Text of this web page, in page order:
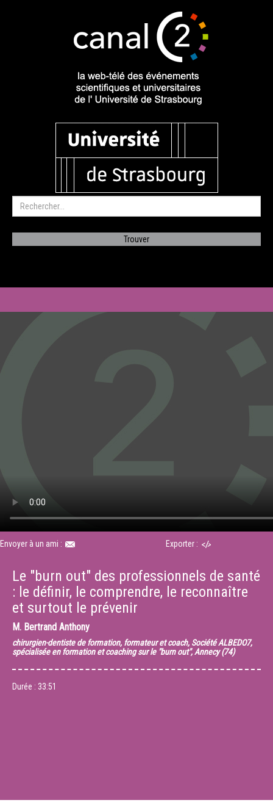
Envoyer à un ami : Exporter :
Le "burn out" des professionnels de santé
: le définir, le comprendre, le reconnaître
et surtout le prévenir
M. Bertrand Anthony
chirurgien-dentiste de formation, formateur et coach, Société ALBEDO7,
spécialisée en formation et coaching sur le "burn out", Annecy (74)
Durée : 33:51